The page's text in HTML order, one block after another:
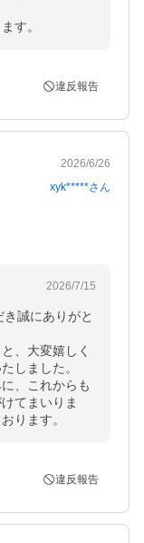
す。
違反報告
2026/6/26
xyk*****さん
2026/7/15
誠にありがと
、大変嬉しく
しました。
、これからも
てまいりま
ります。
違反報告